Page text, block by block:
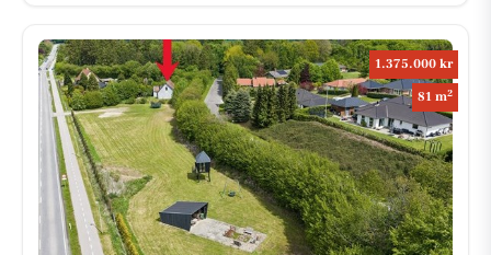
1.375.000 kr
81 m2